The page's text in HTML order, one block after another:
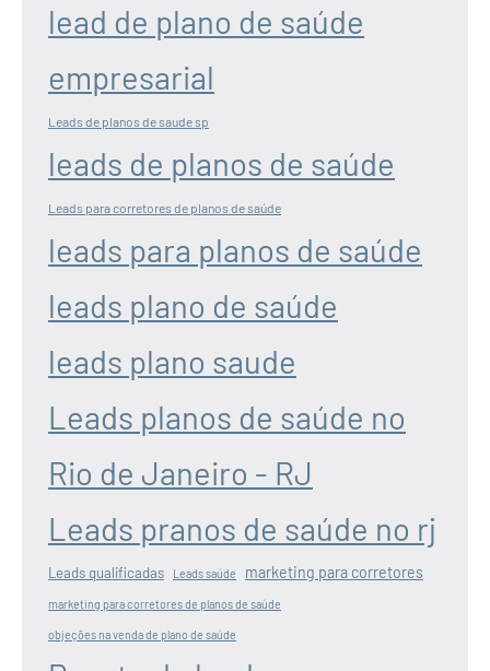
lead de plano de saúde
empresarial
Leads de planos de saude sp
leads de planos de saúde
Leads para corretores de planos de saúde
leads para planos de saúde
leads plano de saúde
leads plano saude
Leads planos de saúde no
Rio de Janeiro - RJ
Leads pranos de saúde no rj
Leads qualificadas Leads saúde marketing para corretores
marketing para corretores de planos de saúde
objeções na venda de plano de saúde